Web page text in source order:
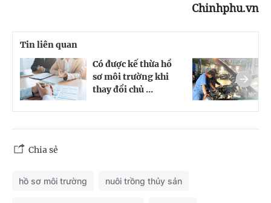
Chinhphu.vn
Tin liên quan
Có được kế thừa hồ
sơ môi trường khi
thay đổi chủ ...
Chia sẻ
hồ sơ môi trường nuôi trồng thủy sản